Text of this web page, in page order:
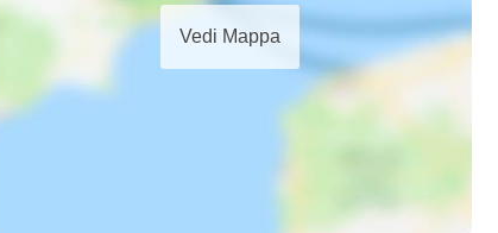
Vedi Mappa